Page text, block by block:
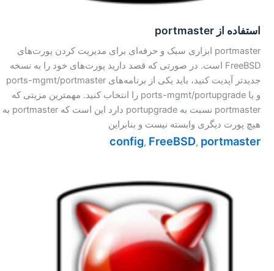
استفاده از portmaster
portmaster ابزاری سبک و حرفه‌ای برای مدیریت کردن پورت‌های
FreeBSD است. در صورتی که قصد دارید پورت‌های خود را به نسخه
جدیدتر آپدیت کنید، باید یکی از برنامه‌های ports-mgmt/portmaster
و یا ports-mgmt/portupgrade را انتخاب کنید. مهمترین مزیتی که
portmaster نسبت به portupgrade دارد این است که portmaster به
هیچ پورت دیگری وابسته نیست و بنابراین
config, FreeBSD, portmaster